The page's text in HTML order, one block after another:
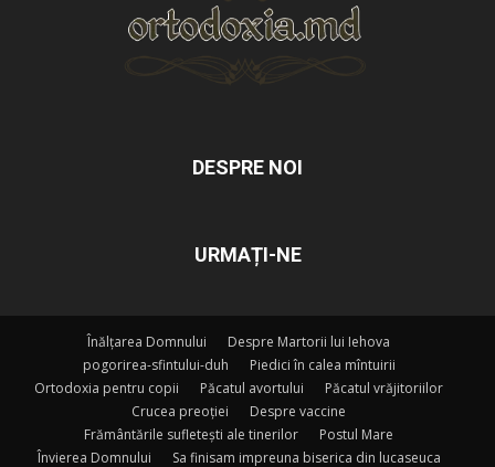
DESPRE NOI
URMAȚI-NE
Înălțarea Domnului
Despre Martorii lui Iehova
pogorirea-sfintului-duh
Piedici în calea mîntuirii
Ortodoxia pentru copii
Păcatul avortului
Păcatul vrăjitoriilor
Crucea preoției
Despre vaccine
Frământările sufletești ale tinerilor
Postul Mare
Învierea Domnului
Sa finisam impreuna biserica din lucaseuca